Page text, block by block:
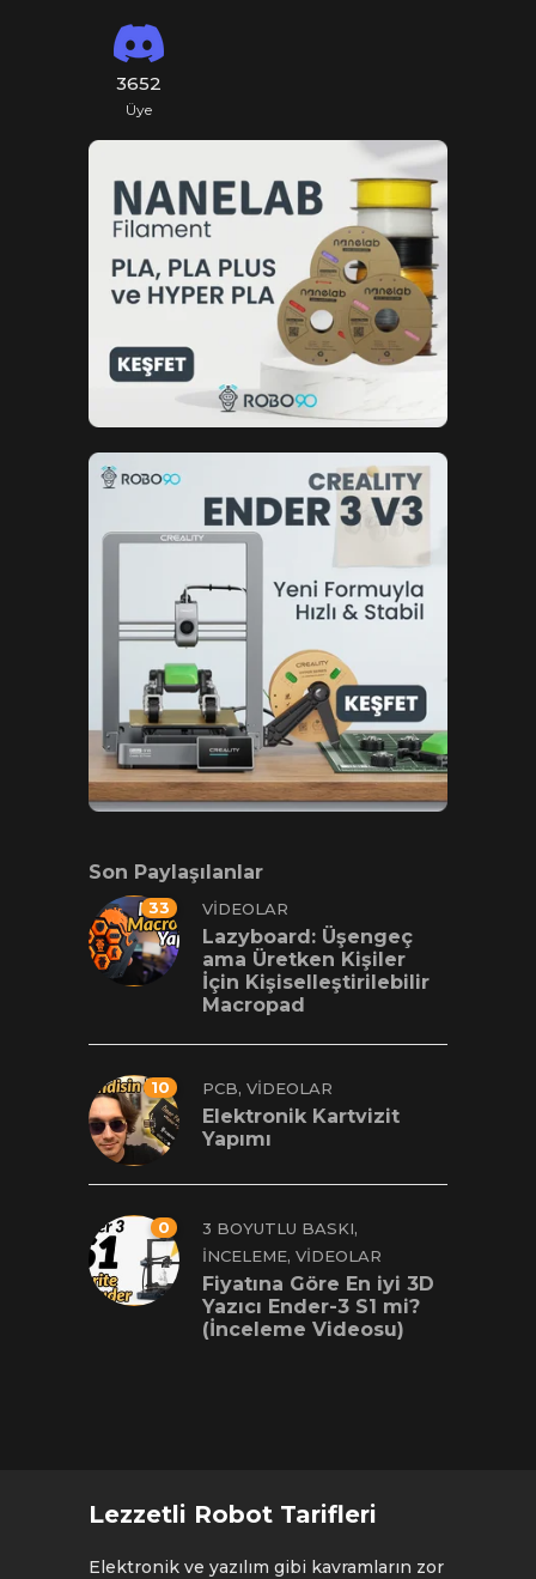
3652
Üye
Son Paylaşılanlar
33 VIDEOLAR
Lazyboard: Üşengeç
ama Üretken Kişiler
İçin Kişiselleştirilebilir
Macropad
10 PCB, VIDEOLAR
Elektronik Kartvizit
Yapımı
0 3 BOYUTLU BASKI,
İNCELEME, VIDEOLAR
Fiyatına Göre En iyi 3D
Yazıcı Ender-3 S1 mi?
(İnceleme Videosu)
Lezzetli Robot Tarifleri
Elektronik ve yazılım gibi kavramların zor